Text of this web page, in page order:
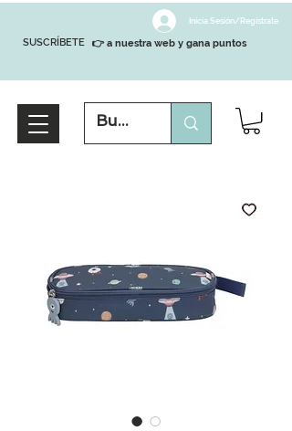
SUSCRÍBETE
Inicia Sesión/Regístrate
👉 a nuestra web y gana puntos